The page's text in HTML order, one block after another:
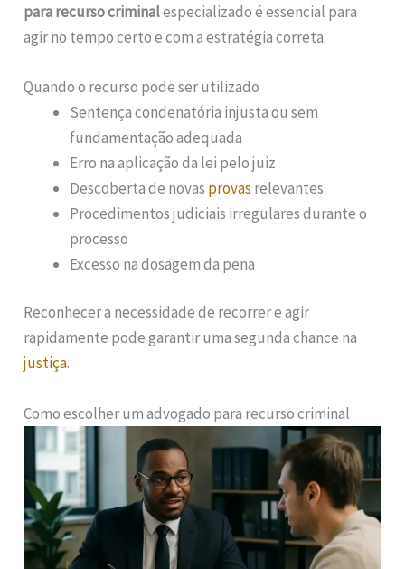
para recurso criminalespecializado é essencial para
agir no tempo certo e com a estratégia correta.
Quando o recurso pode ser utilizado
Sentença condenatória injusta ou sem
fundamentação adequada
Erro na aplicação da lei pelo juiz
Descoberta de novas provas relevantes
Procedimentos judiciais irregulares durante o
processo
Excesso na dosagem da pena
Reconhecer a necessidade de recorrer e agir
rapidamente pode garantir uma segunda chance na
justiça.
Como escolher um advogado para recurso criminal